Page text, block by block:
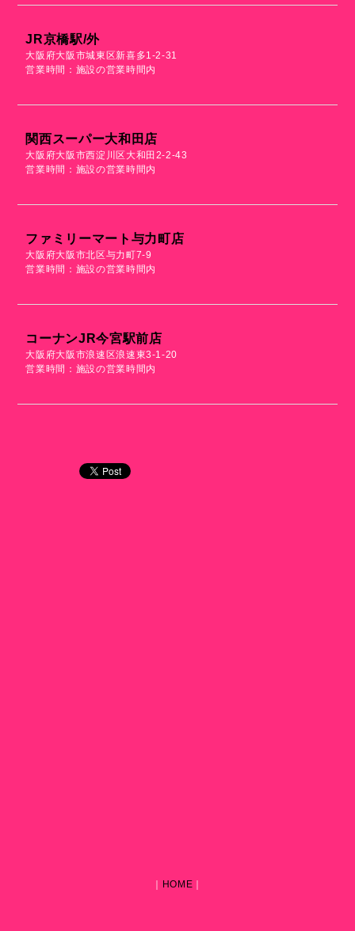
JR京橋駅/外
大阪府大阪市城東区新喜多1-2-31
営業時間：施設の営業時間内
関西スーパー大和田店
大阪府大阪市西淀川区大和田2-2-43
営業時間：施設の営業時間内
ファミリーマート与力町店
大阪府大阪市北区与力町7-9
営業時間：施設の営業時間内
コーナンJR今宮駅前店
大阪府大阪市浪速区浪速東3-1-20
営業時間：施設の営業時間内
HOME